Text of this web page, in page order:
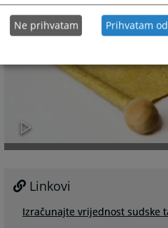
Linkovi
Izračunajte vrijednost sudske
Ne prihvatam Prihvatam